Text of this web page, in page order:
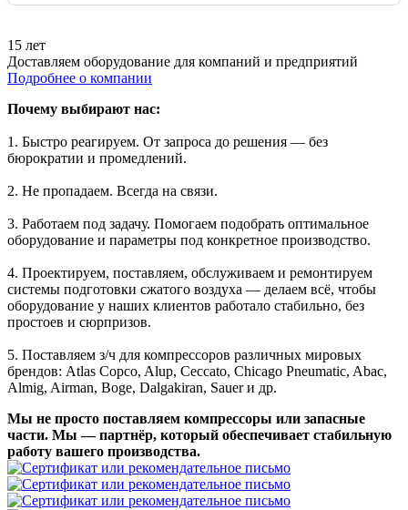
15 лет
Доставляем оборудование для компаний и предприятий
Подробнее о компании
Почему выбирают нас:
1. Быстро реагируем. От запроса до решения — без
бюрократии и промедлений.
2. Не пропадаем. Всегда на связи.
3. Работаем под задачу. Помогаем подобрать оптимальное
оборудование и параметры под конкретное производство.
4. Проектируем, поставляем, обслуживаем и ремонтируем
системы подготовки сжатого воздуха — делаем всё, чтобы
оборудование у наших клиентов работало стабильно, без
простоев и сюрпризов.
5. Поставляем з/ч для компрессоров различных мировых
брендов: Atlas Copco, Alup, Ceccato, Chicago Pneumatic, Abac,
Almig, Airman, Boge, Dalgakiran, Sauer и др.
Мы не просто поставляем компрессоры или запасные
части. Мы — партнёр, который обеспечивает стабильную
работу вашего производства.